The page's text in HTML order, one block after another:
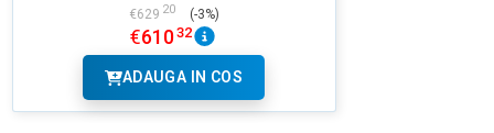
€629 20 (-3%)
€61032
ADAUGA IN COS